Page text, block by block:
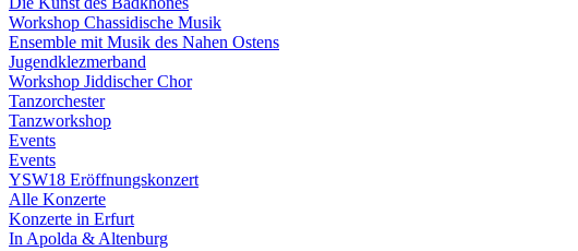
Workshop Chassidische Musik
Ensemble mit Musik des Nahen Ostens
Jugendklezmerband
Workshop Jiddischer Chor
Tanzorchester
Tanzworkshop
Events
Events
YSW18 Eröffnungskonzert
Alle Konzerte
Konzerte in Erfurt
In Apolda & Altenburg